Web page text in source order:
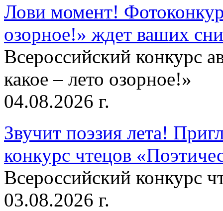
Лови момент!
озорное!» ждет ваших
Всероссийский конкурс
какое – лето озорное!»
04.08.2026 г.
Звучит поэзия лета!
конкурс чтецов
Всероссийский конкурс
03.08.2026 г.